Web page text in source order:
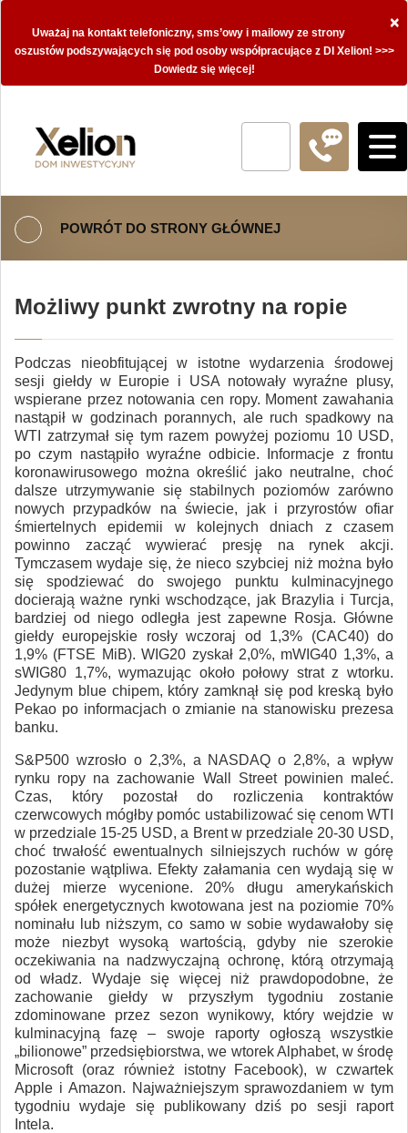
×
Uważaj na kontakt telefoniczny, sms’owy i mailowy ze strony
oszustów podszywających się pod osoby współpracujące z DI Xelion! >>>
Dowiedz się więcej!
POWRÓT DO STRONY GŁÓWNEJ
Możliwy punkt zwrotny na ropie
Podczas nieobfitującej w istotne wydarzenia środowej
sesji giełdy w Europie i USA notowały wyraźne plusy,
wspierane przez notowania cen ropy. Moment zawahania
nastąpił w godzinach porannych, ale ruch spadkowy na
WTI zatrzymał się tym razem powyżej poziomu 10 USD,
po czym nastąpiło wyraźne odbicie. Informacje z frontu
koronawirusowego można określić jako neutralne, choć
dalsze utrzymywanie się stabilnych poziomów zarówno
nowych przypadków na świecie, jak i przyrostów ofiar
śmiertelnych epidemii w kolejnych dniach z czasem
powinno zacząć wywierać presję na rynek akcji.
Tymczasem wydaje się, że nieco szybciej niż można było
się spodziewać do swojego punktu kulminacyjnego
docierają ważne rynki wschodzące, jak Brazylia i Turcja,
bardziej od niego odległa jest zapewne Rosja. Główne
giełdy europejskie rosły wczoraj od 1,3% (CAC40) do
1,9% (FTSE MiB). WIG20 zyskał 2,0%, mWIG40 1,3%, a
sWIG80 1,7%, wymazując około połowy strat z wtorku.
Jedynym blue chipem, który zamknął się pod kreską było
Pekao po informacjach o zmianie na stanowisku prezesa
banku.
S&P500 wzrosło o 2,3%, a NASDAQ o 2,8%, a wpływ
rynku ropy na zachowanie Wall Street powinien maleć.
Czas, który pozostał do rozliczenia kontraktów
czerwcowych mógłby pomóc ustabilizować się cenom WTI
w przedziale 15-25 USD, a Brent w przedziale 20-30 USD,
choć trwałość ewentualnych silniejszych ruchów w górę
pozostanie wątpliwa. Efekty załamania cen wydają się w
dużej mierze wycenione. 20% długu amerykańskich
spółek energetycznych kwotowana jest na poziomie 70%
nominału lub niższym, co samo w sobie wydawałoby się
może niezbyt wysoką wartością, gdyby nie szerokie
oczekiwania na nadzwyczajną ochronę, którą otrzymają
od władz. Wydaje się więcej niż prawdopodobne, że
zachowanie giełdy w przyszłym tygodniu zostanie
zdominowane przez sezon wynikowy, który wejdzie w
kulminacyjną fazę – swoje raporty ogłoszą wszystkie
„bilionowe” przedsiębiorstwa, we wtorek Alphabet, w środę
Microsoft (oraz również istotny Facebook), w czwartek
Apple i Amazon. Najważniejszym sprawozdaniem w tym
tygodniu wydaje się publikowany dziś po sesji raport
Intela.